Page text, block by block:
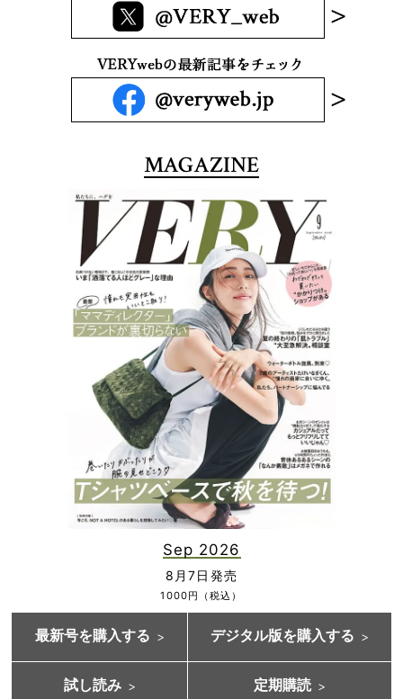
MAGAZINE
Sep 2026
8月7日発売
1000円（税込）
最新号を購入する デジタル版を購入する
試し読み 定期購読